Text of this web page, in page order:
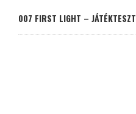
007 FIRST LIGHT – JÁTÉKTESZT